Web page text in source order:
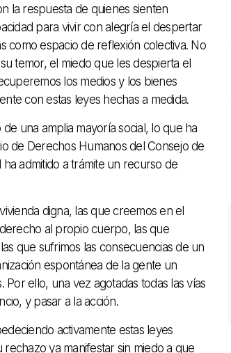
la respuesta de quienes sienten
para vivir con alegría el despertar
como espacio de reflexión colectiva. No
temor, el miedo que les despierta el
los medios y los bienes
con estas leyes hechas a medida.
una amplia mayoría social, lo que ha
de Derechos Humanos del Consejo de
admitido a trámite un recurso de
digna, las que creemos en el
al propio cuerpo, las que
que sufrimos las consecuencias de un
espontánea de la gente un
ello, una vez agotadas todas las vías
y pasar a la acción.
activamente estas leyes
ya manifestar sin miedo a que